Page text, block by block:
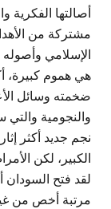
أصالتها
مشتركة من
الإسلامي
هي هموم كبيرة،
ضخمته وسائل
والنجومية
نجم جديد أكثر
الكبير، لكن
لقد فتح
مرتبة أخص من